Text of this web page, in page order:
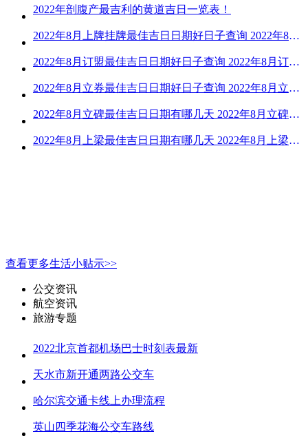
2022年剖腹产最吉利的黄道吉日一览表！
2022年8月上牌挂牌最佳吉日日期好日子查询 2022年8月上牌吉日精选
2022年8月订盟最佳吉日日期好日子查询 2022年8月订盟黄道吉日一览
2022年8月立券最佳吉日日期好日子查询 2022年8月立券的黄道吉日一览
2022年8月立碑最佳吉日日期有哪几天 2022年8月立碑吉日查询
2022年8月上梁最佳吉日日期有哪几天 2022年8月上梁的黄道吉日
查看更多生活小贴示>>
公交资讯
航空资讯
旅游专题
2022北京首都机场巴士时刻表最新
天水市新开通两路公交车
哈尔滨交通卡线上办理流程
英山四季花海公交车路线